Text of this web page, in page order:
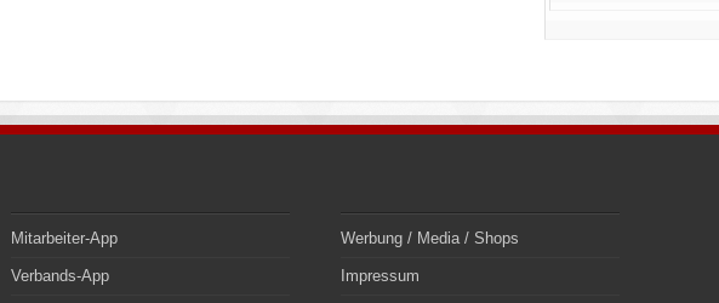
Mitarbeiter-App
Verbands-App
Werbung / Media / Shops
Impressum